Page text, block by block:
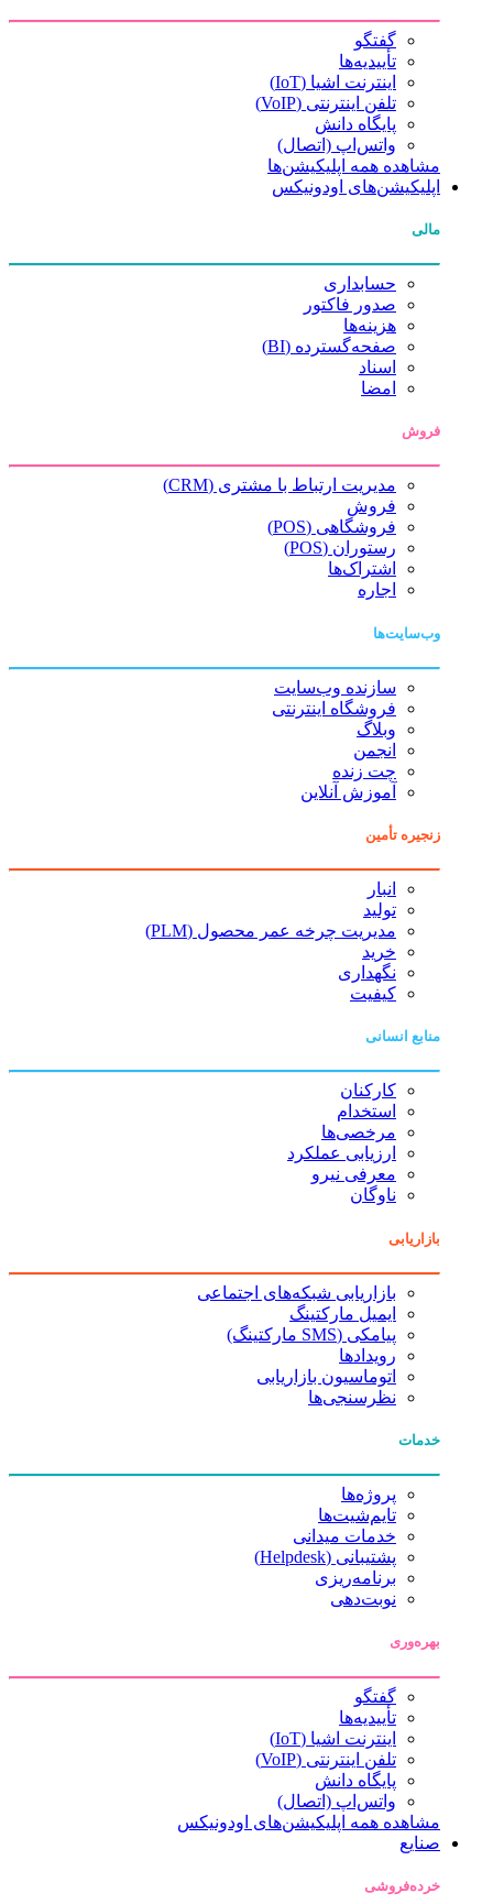
گفتگو
تأییدیه‌ها
اینترنت اشیا (IoT)
تلفن اینترنتی (VoIP)
پایگاه دانش
واتس‌اپ (اتصال)
مشاهده همه اپلیکیشن‌ها
اپلیکیشن‌های اودونیکس
مالی
حسابداری
صدور فاکتور
هزینه‌ها
صفحه‌گسترده (BI)
اسناد
امضا
فروش
مدیریت ارتباط با مشتری (CRM)
فروش
فروشگاهی (POS)
رستوران (POS)
اشتراک‌ها
اجاره
وب‌سایت‌ها
سازنده وب‌سایت
فروشگاه اینترنتی
وبلاگ
انجمن
چت زنده
آموزش آنلاین
زنجیره تأمین
انبار
تولید
مدیریت چرخه عمر محصول (PLM)
خرید
نگهداری
کیفیت
منابع انسانی
کارکنان
استخدام
مرخصی‌ها
ارزیابی عملکرد
معرفی نیرو
ناوگان
بازاریابی
بازاریابی شبکه‌های اجتماعی
ایمیل مارکتینگ
پیامکی (SMS مارکتینگ)
رویدادها
اتوماسیون بازاریابی
نظرسنجی‌ها
خدمات
پروژه‌ها
تایم‌شیت‌ها
خدمات میدانی
پشتیبانی (Helpdesk)
برنامه‌ریزی
نوبت‌دهی
بهره‌وری
گفتگو
تأییدیه‌ها
اینترنت اشیا (IoT)
تلفن اینترنتی (VoIP)
پایگاه دانش
واتس‌اپ (اتصال)
مشاهده همه اپلیکیشن‌های اودونیکس
صنایع
خرده‌فروشی